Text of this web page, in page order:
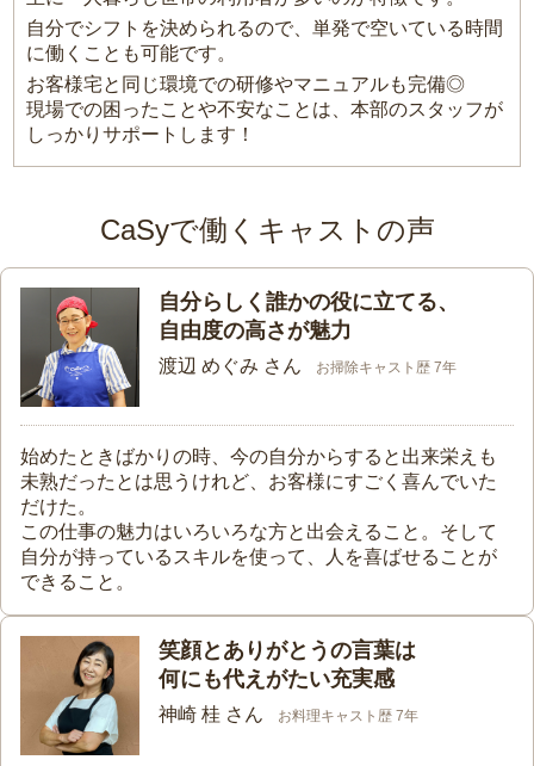
自分でシフトを決められるので、単発で空いている時間
に働くことも可能です。
お客様宅と同じ環境での研修やマニュアルも完備◎
現場での困ったことや不安なことは、本部のスタッフが
しっかりサポートします！
CaSyで働くキャストの声
自分らしく誰かの役に立てる、
自由度の高さが魅力
渡辺 めぐみ さん お掃除キャスト歴 7年
始めたときばかりの時、今の自分からすると出来栄えも
未熟だったとは思うけれど、お客様にすごく喜んでいた
だけた。
この仕事の魅力はいろいろな方と出会えること。そして
自分が持っているスキルを使って、人を喜ばせることが
できること。
笑顔とありがとうの言葉は
何にも代えがたい充実感
神崎 桂 さん お料理キャスト歴 7年